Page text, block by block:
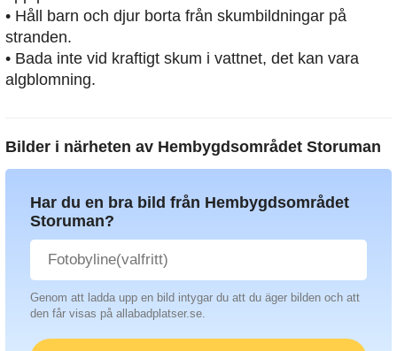
• Håll barn och djur borta från skumbildningar på
stranden.
• Bada inte vid kraftigt skum i vattnet, det kan vara
algblomning.
Bilder i närheten av Hembygdsområdet Storuman
Har du en bra bild från Hembygdsområdet
Storuman?
Genom att ladda upp en bild intygar du att du äger bilden och att
den får visas på allabadplatser.se.